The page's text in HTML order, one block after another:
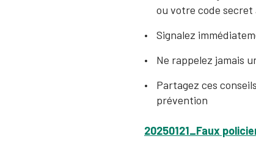
ou votre code secret
Signalez
Ne rappelez jamais
Partagez ces
prévention
20250121_Faux